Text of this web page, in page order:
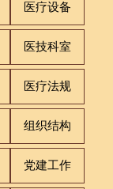
医疗设备
医技科室
医疗法规
组织结构
党建工作